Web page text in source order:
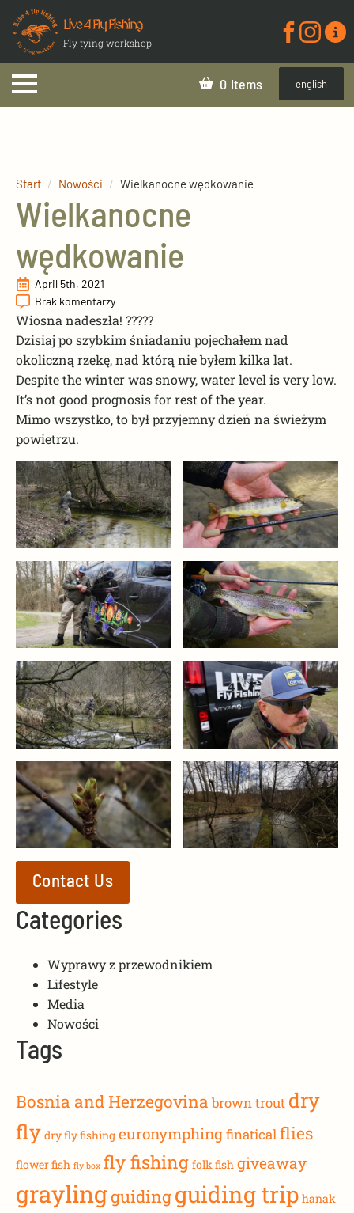
Live 4 Fly Fishing
Fly tying workshop
0 english
Start Nowości Wielkanocne wędkowanie
Wielkanocne
wędkowanie
April 5th, 2021
Brak komentarzy
Wiosna nadeszła! ?????
Dzisiaj po szybkim śniadaniu pojechałem nad
okoliczną rzekę, nad którą nie byłem kilka lat.
Despite the winter was snowy, water level is very low.
It’s not good prognosis for rest of the year.
Mimo wszystko, to był przyjemny dzień na świeżym
powietrzu.
Contact Us
Categories
Wyprawy z przewodnikiem
Lifestyle
Media
Nowości
Tags
Bosnia and Herzegovina brown trout dry
fly dry fly fishing euronymphingfinaticalflies
flower fish fly box fly fishing folk fish giveaway
graylingguidingguiding trip hanak